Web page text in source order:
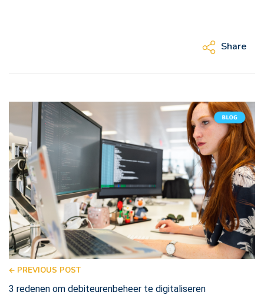
Share
PREVIOUS POST
3 redenen om debiteurenbeheer te digitaliseren